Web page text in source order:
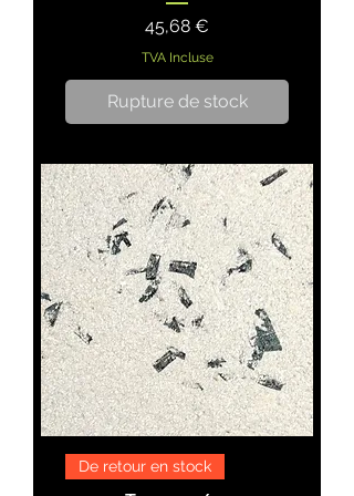
Prix
45,68 €
TVA Incluse
Rupture de stock
De retour en stock